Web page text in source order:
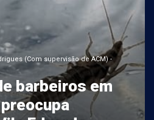
(Com supervisão de ACM) -
barbeiros em